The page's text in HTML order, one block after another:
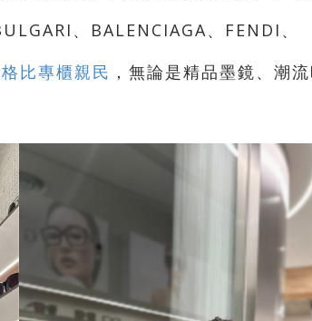
、BALENCIAGA、FENDI、
比專櫃親民 ，無論是精品墨鏡、潮